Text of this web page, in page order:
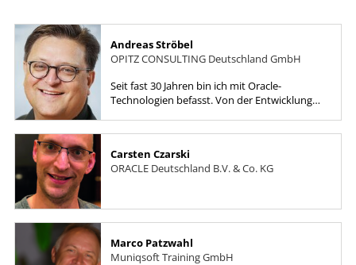
Andreas Ströbel
OPITZ CONSULTING Deutschland GmbH
Seit fast 30 Jahren bin ich mit Oracle-
Technologien befasst. Von der Entwicklung
Carsten Czarski
ORACLE Deutschland B.V. & Co. KG
Marco Patzwahl
Muniqsoft Training GmbH